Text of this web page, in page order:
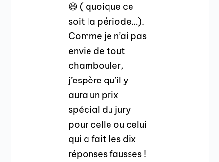
😆 ( quoique ce
soit la période…).
Comme je n’ai pas
envie de tout
chambouler,
j’espère qu’il y
aura un prix
spécial du jury
pour celle ou celui
qui a fait les dix
réponses fausses !